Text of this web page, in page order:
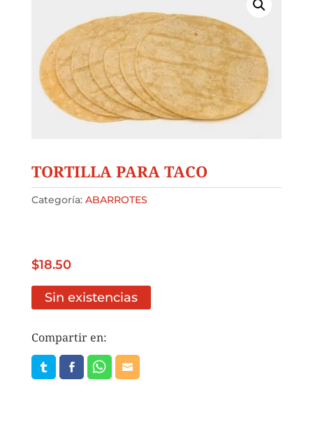
TORTILLA PARA TACO
Categoría: ABARROTES
$18.50
Sin existencias
Compartir en: